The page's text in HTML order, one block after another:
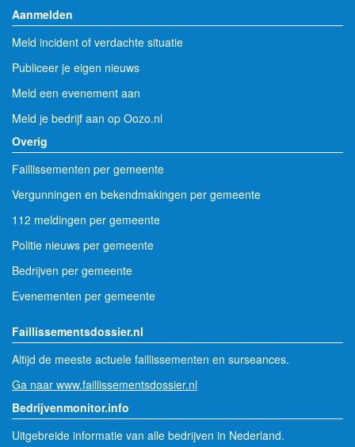
Aanmelden
Meld incident of verdachte situatie
Publiceer je eigen nieuws
Meld een evenement aan
Meld je bedrijf aan op Oozo.nl
Overig
Faillissementen per gemeente
Vergunningen en bekendmakingen per gemeente
112 meldingen per gemeente
Politie nieuws per gemeente
Bedrijven per gemeente
Evenementen per gemeente
Faillissementsdossier.nl
Altijd de meeste actuele faillissementen en surseances.
Ga naar www.faillissementsdossier.nl
Bedrijvenmonitor.info
Uitgebreide informatie van alle bedrijven in Nederland.